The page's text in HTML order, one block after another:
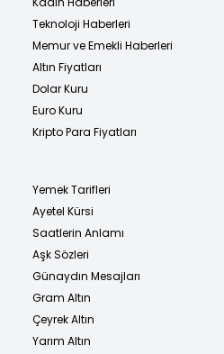
Teknoloji Haberleri
Memur ve Emekli Haberleri
Altın Fiyatları
Dolar Kuru
Euro Kuru
Kripto Para Fiyatları
Yemek Tarifleri
Ayetel Kürsi
Saatlerin Anlamı
Aşk Sözleri
Günaydın Mesajları
Gram Altın
Çeyrek Altın
Yarım Altın